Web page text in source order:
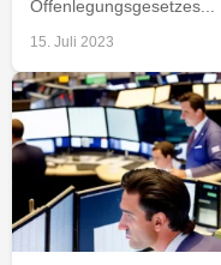
Offenlegungsgesetzes...
15. Juli 2023